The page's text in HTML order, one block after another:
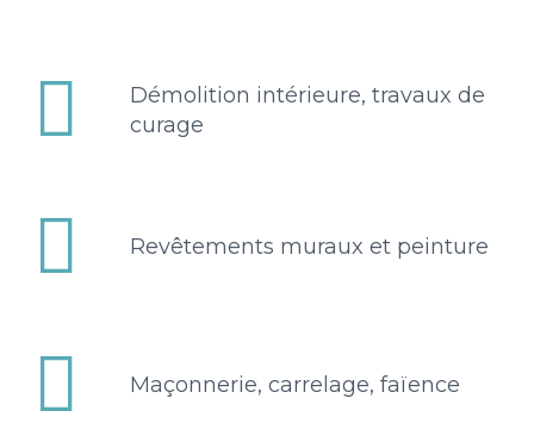


Démolition intérieure, travaux de
curage

 Revêtements muraux et peinture

 Maçonnerie, carrelage, faïence